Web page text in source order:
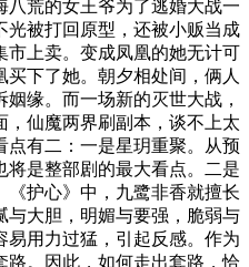
八荒的女王爷为了逃婚大战一
光被打回原型，还被小贩当成
市上卖。变成凤凰的她无计可
下了她。朝夕相处间，俩人
缘。而一场新的灭世大战，
仙魔两界刷副本，谈不上太
点有二：一是星玥重聚。从预
是整部剧的最大看点。二是
《护心》中，九鹭非香就擅长
与大胆，明媚与要强，脆弱与
易用力过猛，引起反感。作为
路。因此，如何走出套路，恰